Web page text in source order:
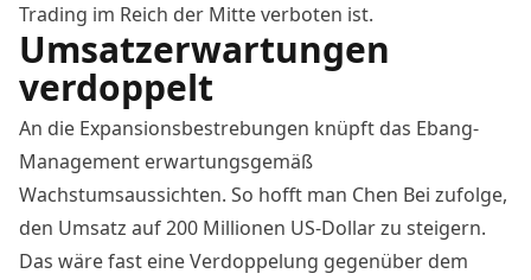
Trading im Reich der Mitte verboten ist.
Umsatzerwartungen
verdoppelt
An die Expansionsbestrebungen knüpft das Ebang-
Management erwartungsgemäß
Wachstumsaussichten. So hofft man Chen Bei zufolge,
den Umsatz auf 200 Millionen US-Dollar zu steigern.
Das wäre fast eine Verdoppelung gegenüber dem